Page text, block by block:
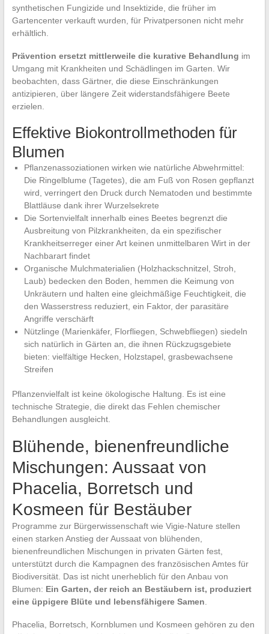
synthetischen Fungizide und Insektizide, die früher im
Gartencenter verkauft wurden, für Privatpersonen nicht mehr
erhältlich.
Prävention ersetzt mittlerweile die kurative Behandlung im
Umgang mit Krankheiten und Schädlingen im Garten. Wir
beobachten, dass Gärtner, die diese Einschränkungen
antizipieren, über längere Zeit widerstandsfähigere Beete
erzielen.
Effektive Biokontrollmethoden für
Blumen
Pflanzenassoziationen wirken wie natürliche Abwehrmittel:
Die Ringelblume (Tagetes), die am Fuß von Rosen gepflanzt
wird, verringert den Druck durch Nematoden und bestimmte
Blattläuse dank ihrer Wurzelsekrete
Die Sortenvielfalt innerhalb eines Beetes begrenzt die
Ausbreitung von Pilzkrankheiten, da ein spezifischer
Krankheitserreger einer Art keinen unmittelbaren Wirt in der
Nachbarart findet
Organische Mulchmaterialien (Holzhackschnitzel, Stroh,
Laub) bedecken den Boden, hemmen die Keimung von
Unkräutern und halten eine gleichmäßige Feuchtigkeit, die
den Wasserstress reduziert, ein Faktor, der parasitäre
Angriffe verschärft
Nützlinge (Marienkäfer, Florfliegen, Schwebfliegen) siedeln
sich natürlich in Gärten an, die ihnen Rückzugsgebiete
bieten: vielfältige Hecken, Holzstapel, grasbewachsene
Streifen
Pflanzenvielfalt ist keine ökologische Haltung. Es ist eine
technische Strategie, die direkt das Fehlen chemischer
Behandlungen ausgleicht.
Blühende, bienenfreundliche
Mischungen: Aussaat von
Phacelia, Borretsch und
Kosmeen für Bestäuber
Programme zur Bürgerwissenschaft wie Vigie-Nature stellen
einen starken Anstieg der Aussaat von blühenden,
bienenfreundlichen Mischungen in privaten Gärten fest,
unterstützt durch die Kampagnen des französischen Amtes für
Biodiversität. Das ist nicht unerheblich für den Anbau von
Blumen: Ein Garten, der reich an Bestäubern ist, produziert
eine üppigere Blüte und lebensfähigere Samen.
Phacelia, Borretsch, Kornblumen und Kosmeen gehören zu den